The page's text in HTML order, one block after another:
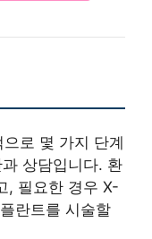
로 몇 가지 단계
상담입니다. 환
, 필요한 경우 X-
란트를 시술할